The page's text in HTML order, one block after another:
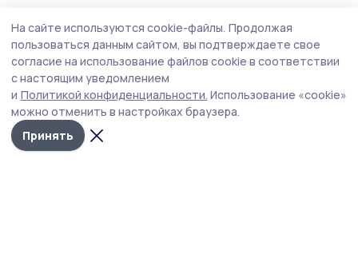
На сайте используются cookie-файлы. Продолжая
пользоваться данным сайтом, вы подтверждаете свое
согласие на использование файлов cookie в соответствии
с настоящим уведомлением
и Политикой конфиденциальности. Использование «cookie»
можно отменить в настройках браузера.
Принять